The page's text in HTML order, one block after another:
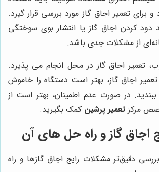
تعمیر اجاق گاز مورد بررسی قرار گیرد.
دود کردن اجاق گاز یا انتشار بوی سوختگی
از مشکلات جدی باشد.
تعمیر اجاق گاز در محل انجام می پذیرد.
اجاق گاز، بهتر است دستگاه را خاموش
در صورت عدم اطمینان، بهتر است از
مرکز تعمیر پرشین کمک بگیرید.
اجاق گاز و راه حل های آن
دقیق‌تر مشکلات رایج اجاق گازها و راه